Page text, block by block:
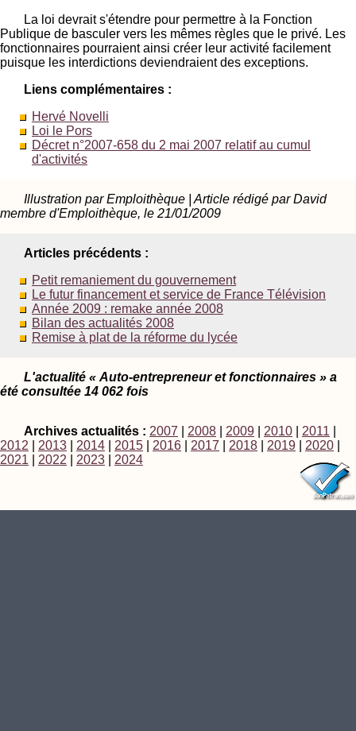
La loi devrait s'étendre pour permettre à la Fonction
Publique de basculer vers les mêmes règles que le privé. Les
fonctionnaires pourraient ainsi créer leur activité facilement
puisque les interdictions deviendraient des exceptions.
Liens complémentaires :
Hervé Novelli
Loi le Pors
Décret n°2007-658 du 2 mai 2007 relatif au cumul
d'activités
Illustration par Emploithèque | Article rédigé par David
membre d'Emploithèque, le 21/01/2009
Articles précédents :
Petit remaniement du gouvernement
Le futur financement et service de France Télévision
Année 2009 : remake année 2008
Bilan des actualités 2008
Remise à plat de la réforme du lycée
L'actualité « Auto-entrepreneur et fonctionnaires » a
été consultée 14 062 fois
Archives actualités : 2007 2008 2009 2010 2011
2012
2013 2014 2015 2016 2017 2018 2019 2020
2021
2022 2023 2024